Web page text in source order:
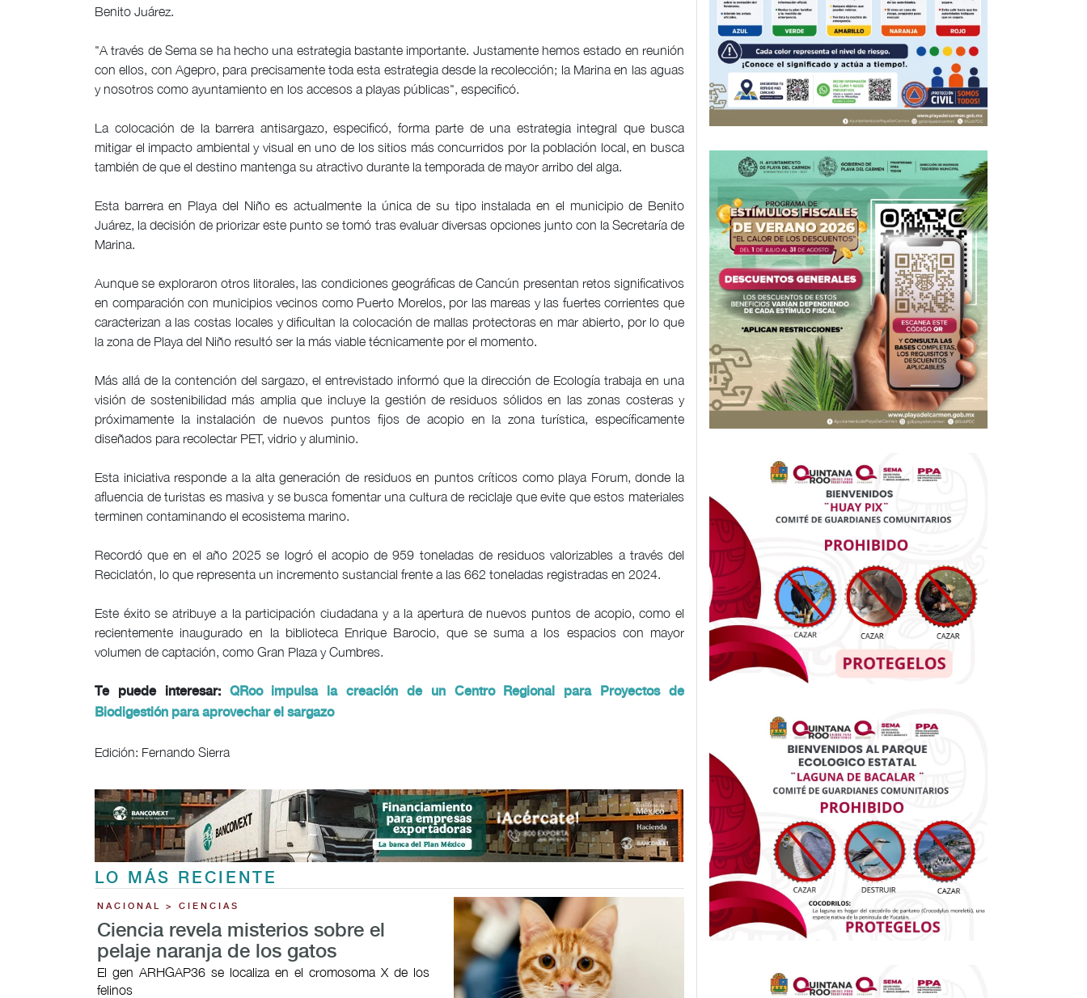
Benito Juárez.
"A través de Sema se ha hecho una estrategia bastante importante. Justamente hemos estado en reunión
con ellos, con Agepro, para precisamente toda esta estrategia desde la recolección; la Marina en las aguas
y nosotros como ayuntamiento en los accesos a playas públicas", especificó.
La colocación de la barrera antisargazo, especificó, forma parte de una estrategia integral que busca
mitigar el impacto ambiental y visual en uno de los sitios más concurridos por la población local, en busca
también de que el destino mantenga su atractivo durante la temporada de mayor arribo del alga.
Esta barrera en Playa del Niño es actualmente la única de su tipo instalada en el municipio de Benito
Juárez, la decisión de priorizar este punto se tomó tras evaluar diversas opciones junto con la Secretaría de
Marina.
Aunque se exploraron otros litorales, las condiciones geográficas de Cancún presentan retos significativos
en comparación con municipios vecinos como Puerto Morelos, por las mareas y las fuertes corrientes que
caracterizan a las costas locales y dificultan la colocación de mallas protectoras en mar abierto, por lo que
la zona de Playa del Niño resultó ser la más viable técnicamente por el momento.
Más allá de la contención del sargazo, el entrevistado informó que la dirección de Ecología trabaja en una
visión de sostenibilidad más amplia que incluye la gestión de residuos sólidos en las zonas costeras y
próximamente la instalación de nuevos puntos fijos de acopio en la zona turística, específicamente
diseñados para recolectar PET, vidrio y aluminio.
Esta iniciativa responde a la alta generación de residuos en puntos críticos como playa Forum, donde la
afluencia de turistas es masiva y se busca fomentar una cultura de reciclaje que evite que estos materiales
terminen contaminando el ecosistema marino.
Recordó que en el año 2025 se logró el acopio de 959 toneladas de residuos valorizables a través del
Reciclatón, lo que representa un incremento sustancial frente a las 662 toneladas registradas en 2024.
Este éxito se atribuye a la participación ciudadana y a la apertura de nuevos puntos de acopio, como el
recientemente inaugurado en la biblioteca Enrique Barocio, que se suma a los espacios con mayor
volumen de captación, como Gran Plaza y Cumbres.
Te puede interesar: QRoo impulsa la creación de un Centro Regional para Proyectos de
Biodigestión para aprovechar el sargazo
Edición: Fernando Sierra
LO MÁS RECIENTE
NACIONAL > CIENCIAS
Ciencia revela misterios sobre el
pelaje naranja de los gatos
El gen ARHGAP36 se localiza en el cromosoma X de los
felinos